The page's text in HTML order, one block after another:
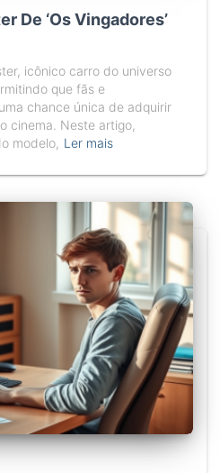
De ‘Os Vingadores’
icônico carro do universo
que fãs e
chance única de adquirir
cinema. Neste artigo,
modelo, Ler mais